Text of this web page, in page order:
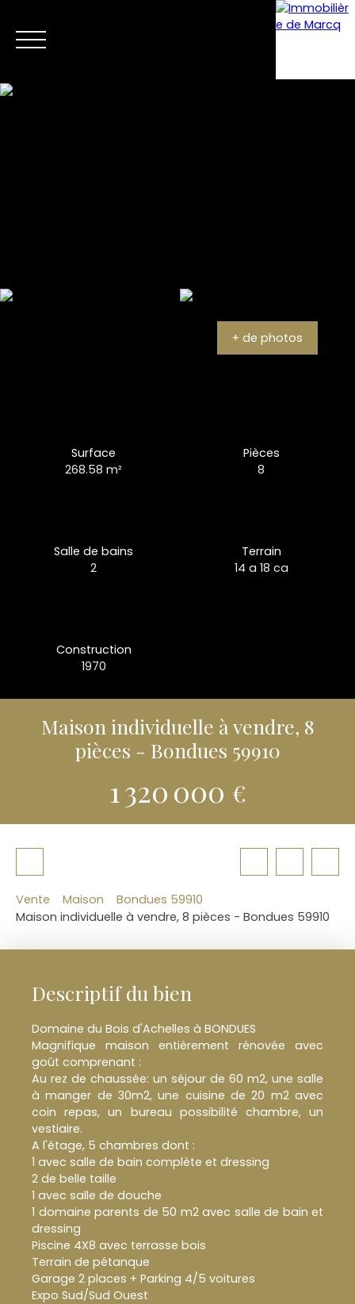
+ de photos
Surface
268.58m²
Pièces
8
Salle de bains
2
Terrain
14 a 18 ca
Construction
1970
Maison individuelle à vendre, 8
pièces - Bondues 59910
1 320 000 €
Vente Maison
Bondues 59910
Maison individuelle à vendre, 8 pièces - Bondues 59910
Descriptif du bien
Domaine du Bois d'Achelles à BONDUES
Magnifique maison entièrement rénovée avec
goût comprenant :
Au rez de chaussée: un séjour de 60 m2, une salle
à manger de 30m2, une cuisine de 20 m2 avec
coin repas, un bureau possibilité chambre, un
vestiaire.
A l'étage, 5 chambres dont :
1 avec salle de bain complète et dressing
2 de belle taille
1 avec salle de douche
1 domaine parents de 50 m2 avec salle de bain et
dressing
Piscine 4X8 avec terrasse bois
Terrain de pétanque
Garage 2 places + Parking 4/5 voitures
Expo Sud/Sud Ouest